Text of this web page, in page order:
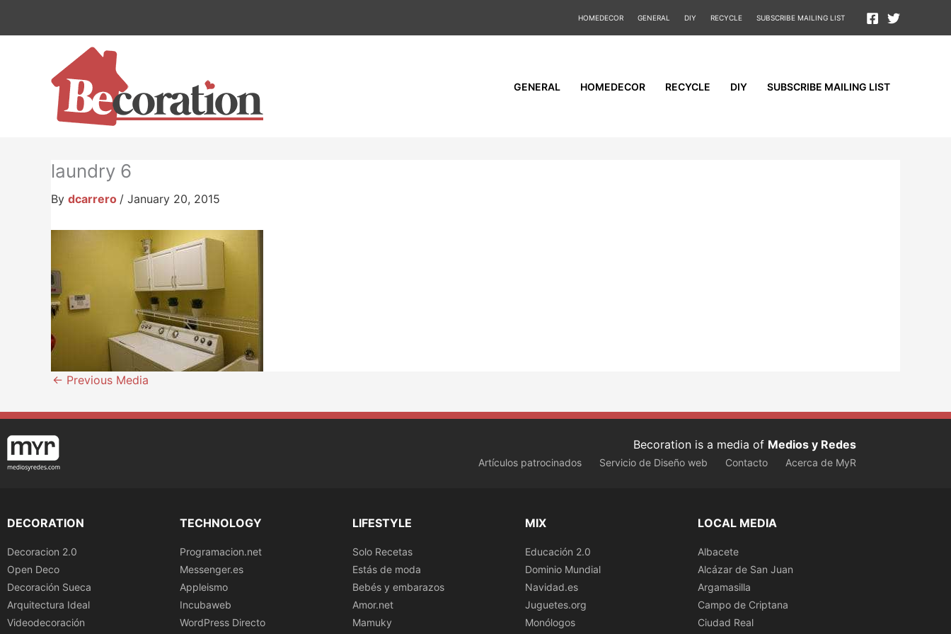
HOMEDECOR GENERAL DIY RECYCLE SUBSCRIBE MAILING LIST
GENERAL HOMEDECOR RECYCLE DIY SUBSCRIBE MAILING LIST
laundry 6
By dcarrero / January 20, 2015
← Previous Media
Becoration is a media of Medios y Redes
Artículos patrocinados Servicio de Diseño web Contacto Acerca de MyR
DECORATION
Decoracion 2.0
Open Deco
Decoración Sueca
Arquitectura Ideal
Videodecoración
TECHNOLOGY
Programacion.net
Messenger.es
Appleismo
Incubaweb
WordPress Directo
LIFESTYLE
Solo Recetas
Estás de moda
Bebés y embarazos
Amor.net
Mamuky
MIX
Educación 2.0
Dominio Mundial
Navidad.es
Juguetes.org
Monólogos
LOCAL MEDIA
Albacete
Alcázar de San Juan
Argamasilla
Campo de Criptana
Ciudad Real